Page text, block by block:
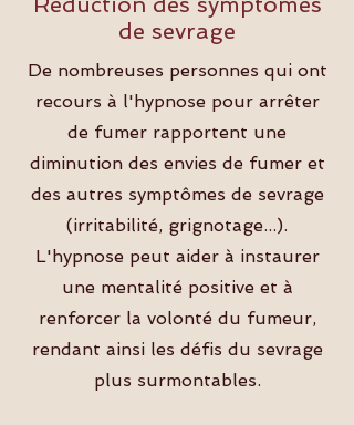
de sevrage
De nombreuses personnes qui ont
recours à l'hypnose pour arrêter
de fumer rapportent une
diminution des envies de fumer et
des autres symptômes de sevrage
(irritabilité, grignotage...).
L'hypnose peut aider à instaurer
une mentalité positive et à
renforcer la volonté du fumeur,
rendant ainsi les défis du sevrage
plus surmontables.